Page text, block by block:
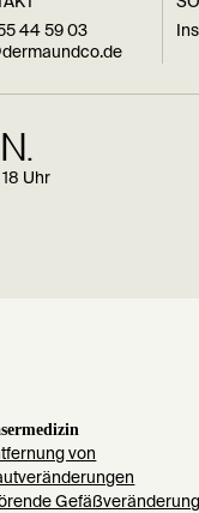
44 59 03
Uhr
von